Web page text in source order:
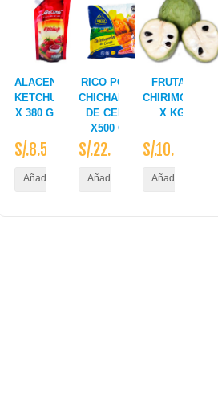
ALACENA
KETCHUP
X 380 GR.
S/.8.50
Añadir al Carrito
RICO POLLO
CHICHARRON
DE CERDO
X500 GR.
S/.22.50
Añadir al Carrito
FRUTAS
CHIRIMOYA
X KG
S/.10.90
Añadir al Carrito